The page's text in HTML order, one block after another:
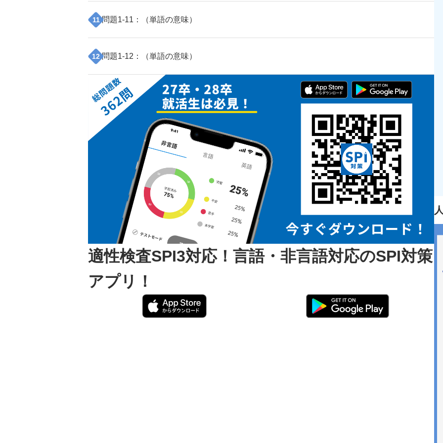
11 問題1-11 ：（単語の意味）
12 問題1-12 ：（単語の意味）
適性検査SPI3対応！言語・非言語対応のSPI対策
アプリ！